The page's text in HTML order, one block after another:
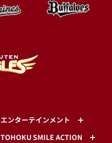
エンターテインメント
TOHOKU SMILE ACTION